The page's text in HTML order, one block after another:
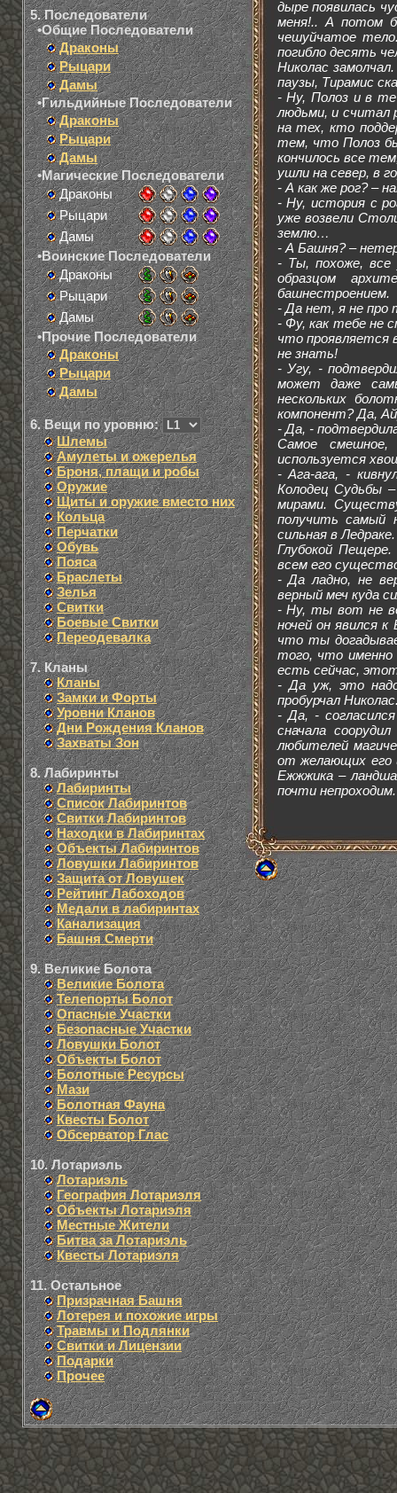
5. Последователи
•Общие Последователи
Драконы
Рыцари
Дамы
•Гильдийные Последователи
Драконы
Рыцари
Дамы
•Магические Последователи
Драконы
Рыцари
Дамы
•Воинские Последователи
Драконы
Рыцари
Дамы
•Прочие Последователи
Драконы
Рыцари
Дамы
6. Вещи по уровню:
Шлемы
Амулеты и ожерелья
Броня, плащи и робы
Оружие
Щиты и оружие вместо них
Кольца
Перчатки
Обувь
Пояса
Браслеты
Зелья
Свитки
Боевые Свитки
Переодевалка
7. Кланы
Кланы
Замки и Форты
Уровни Кланов
Дни Рождения Кланов
Захваты Зон
8. Лабиринты
Лабиринты
Список Лабиринтов
Свитки Лабиринтов
Находки в Лабиринтах
Объекты Лабиринтов
Ловушки Лабиринтов
Защита от Ловушек
Рейтинг Лабоходов
Медали в лабиринтах
Канализация
Башня Смерти
9. Великие Болота
Великие Болота
Телепорты Болот
Опасные Участки
Безопасные Участки
Ловушки Болот
Объекты Болот
Болотные Ресурсы
Мази
Болотная Фауна
Квесты Болот
Обсерватор Глас
10. Лотариэль
Лотариэль
География Лотариэля
Объекты Лотариэля
Местные Жители
Битва за Лотариэль
Квесты Лотариэля
11. Остальное
Призрачная Башня
Лотерея и похожие игры
Травмы и Подлянки
Свитки и Лицензии
Подарки
Прочее
дыре появилась
меня!.. А потом
чешуйчатое
погибло десять
Николас
паузы, Тирамис
- Ну, Полоз и в
людьми, и считал
на тех, кто
тем, что Полоз
кончилось все
ушли на север, в
- А как же рог? –
- Ну, история с
уже возвели
землю…
- А Башня? –
- Ты, похоже, все
образцом
башнестроением.
- Да нет, я не про
- Фу, как тебе не
что проявляется
не знать!
- Угу, -
может даже
нескольких
компонент? Да,
- Да, -
Самое
используется
- Ага-ага, -
Колодец Судьбы
мирами.
получить самый
сильная в
Глубокой
всем его
- Да ладно, не
верный меч куда
- Ну, ты вот не
ночей он явился
что ты
того, что именно
есть сейчас,
- Да уж, это
пробурчал
- Да, -
сначала
любителей
от желающих его
Ежжжика –
почти непроходим.